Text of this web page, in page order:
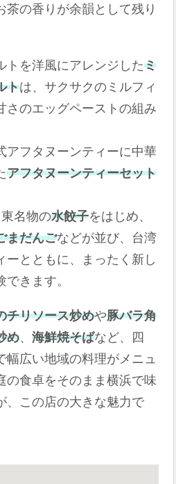
茶の香りが余韻として残り
トを洋風にアレンジしたミ
トは、サクサクのミルフィ
さのエッグペーストの組み
アフタヌーンティーに中華
アフタヌーンティーセット
名物の水餃子をはじめ、
まだんごなどが並び、台湾
ーとともに、まったく新し
きます。
チリソース炒めや豚バラ角
め、海鮮焼そばなど、四
幅広い地域の料理がメニュ
の食卓をそのまま横浜で味
、この店の大きな魅力で